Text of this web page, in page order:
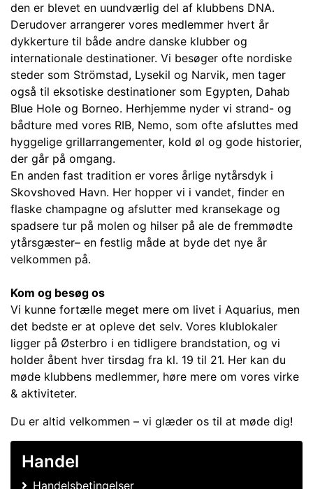
den er blevet en uundværlig del af klubbens DNA.
Derudover arrangerer vores medlemmer hvert år
dykkerture til både andre danske klubber og
internationale destinationer. Vi besøger ofte nordiske
steder som Strömstad, Lysekil og Narvik, men tager
også til eksotiske destinationer som Egypten, Dahab
Blue Hole og Borneo. Herhjemme nyder vi strand- og
bådture med vores RIB, Nemo, som ofte afsluttes med
hyggelige grillarrangementer, kold øl og gode historier,
der går på omgang.
En anden fast tradition er vores årlige nytårsdyk i
Skovshoved Havn. Her hopper vi i vandet, finder en
flaske champagne og afslutter med kransekage og
spadsere tur på molen og hilser på ale de fremmødte
ytårsgæster– en festlig måde at byde det nye år
velkommen på.
Kom og besøg os
Vi kunne fortælle meget mere om livet i Aquarius, men
det bedste er at opleve det selv. Vores klublokaler
ligger på Østerbro i en tidligere brandstation, og vi
holder åbent hver tirsdag fra kl. 19 til 21. Her kan du
møde klubbens medlemmer, høre mere om vores virke
& aktiviteter.
Du er altid velkommen – vi glæder os til at møde dig!
Handel
Handelsbetingelser